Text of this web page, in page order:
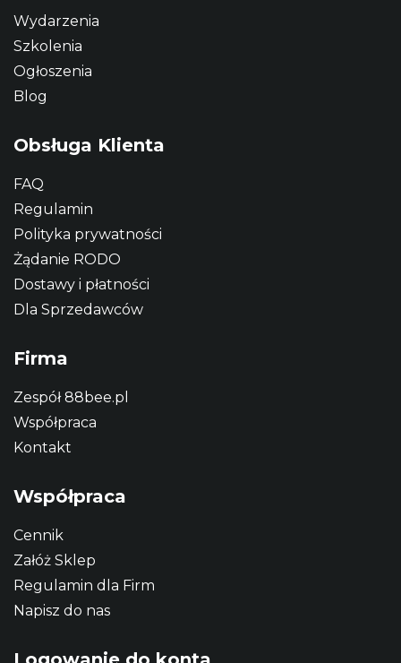
Wydarzenia
Szkolenia
Ogłoszenia
Blog
Obsługa Klienta
FAQ
Regulamin
Polityka prywatności
Żądanie RODO
Dostawy i płatności
Dla Sprzedawców
Firma
Zespół 88bee.pl
Współpraca
Kontakt
Współpraca
Cennik
Załóż Sklep
Regulamin dla Firm
Napisz do nas